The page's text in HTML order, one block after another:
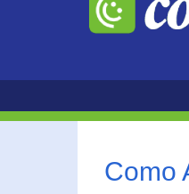
Como